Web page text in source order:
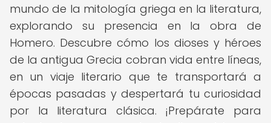
mundo de la mitología griega en la literatura,
explorando su presencia en la obra de
Homero. Descubre cómo los dioses y héroes
de la antigua Grecia cobran vida entre líneas,
en un viaje literario que te transportará a
épocas pasadas y despertará tu curiosidad
por la literatura clásica. ¡Prepárate para